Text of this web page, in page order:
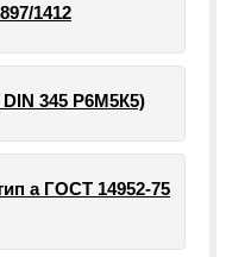
1412
345 Р6М5К5)
а ГОСТ 14952-75